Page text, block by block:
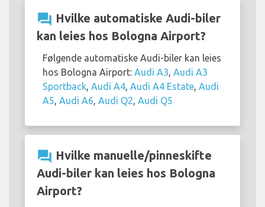
question_answer Hvilke automatiske Audi-biler
kan leies hos Bologna Airport?
Følgende automatiske Audi-biler kan leies
hos Bologna Airport: Audi A3, Audi A3
Sportback, Audi A4, Audi A4 Estate, Audi
A5, Audi A6, Audi Q2, Audi Q5
question_answer Hvilke manuelle/pinneskifte
Audi-biler kan leies hos Bologna
Airport?